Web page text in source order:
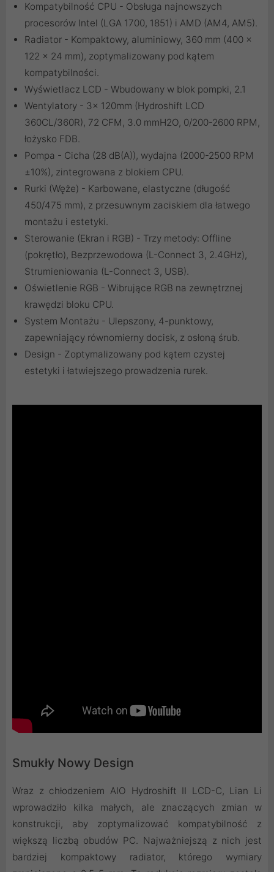
Kompatybilność CPU - Obsługa najnowszych
procesorów Intel (LGA 1700, 1851) i AMD (AM4, AM5).
Radiator - Kompaktowy, aluminiowy, 360 mm (400 x
122 x 24 mm), zoptymalizowany pod kątem
kompatybilności.
Wyświetlacz LCD - Wbudowany w blok pompki, 2.1
Wentylatory - 3x 120mm (Hydroshift LCD
360CL/360R), 72 CFM, 3.0 mmH2O, 0/200-2600 RPM,
łożysko FDB.
Pompa - Cicha (28 dB(A)), wydajna (2000-2500 RPM
±10%), zintegrowana z blokiem CPU.
Rurki (Węże) - Karbowane, elastyczne (długość
450/475 mm), z przesuwnym zaciskiem dla łatwego
montażu i estetyki.
Sterowanie (Ekran i RGB) - Trzy metody: Offline
(pokrętło), Bezprzewodowa (L-Connect 3, 2.4GHz),
Strumieniowania (L-Connect 3, USB).
Oświetlenie RGB - Wibrujące RGB na zewnętrznej
krawędzi bloku CPU.
System Montażu - Ulepszony, 4-punktowy,
zapewniający równomierny docisk, z osłoną śrub.
Design - Zoptymalizowany pod kątem czystej
estetyki i łatwiejszego prowadzenia rurek.
Smukły Nowy Design
Wraz z chłodzeniem AIO Hydroshift II LCD-C, Lian Li
wprowadziło kilka małych, ale znaczących zmian w
konstrukcji, aby zoptymalizować kompatybilność z
większą liczbą obudów PC. Najważniejszą z nich jest
bardziej kompaktowy radiator, którego wymiary